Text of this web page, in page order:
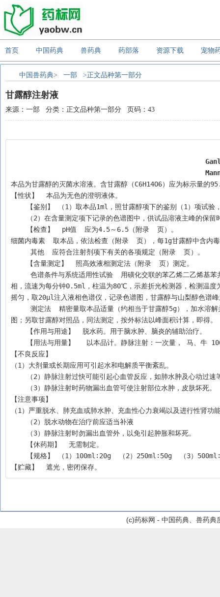
首页 中国药典 兽药典 药部落 资源下载 宠物
中国兽药典> 一部 >正文品种第一部分
甘露醇注射液
来源：一部 分类：正文品种第一部分 页码：43
本品为甘露醇的灭菌水溶液。含甘露醇（C6H14O6）应为标示量的
【性状】  本品为无色的澄明液体。
【鉴别】 （1）取本品1ml，照甘露醇项下的鉴别（1）项试验
（2）在含量测定项下记录的色谱图中，供试品溶液主峰的保
    【检查】  pH值  应为4.5～6.5（附录  页）。
细菌内毒素  取本品，依法检查（附录  页），每1g甘露醇中含内
     其他  应符合注射剂项下有关的各项规定（附录  页）。
    【含量测定】  照高效液相测定法（附录  页）测定。
相，流速为每分钟0.5ml，柱温为80℃，示差折光检测器，检测温
摇匀，取20µl注入液相色谱仪，记录色谱图，甘露醇与山梨醇色谱
图；另取甘露醇对照品，同法测定，按外标法以峰面积计算，即得。
    【作用与用途】  脱水药。用于脑水肿、脑炎的辅助治疗。
【用法与用量】   以本品计。静脉注射：一次量， 马、
【不良反应】
（1）大剂量或长期应用可引起水和电解质平衡紊乱。
（2）静脉注射过快可能引起心血管反应，如肺水肿及心动过速
    （3）静脉注射时药物漏出血管可使注射部位水肿，皮肤坏死。
【注意事项】
（1）严重脱水、肺充血或肺水肿、充血性心力衰竭以及进行性肾功
    （2）脱水动物在治疗前应适当补液
    （3）静脉注射时勿漏出血管外，以免引起肿胀和坏死。
    【休药期】  无需制定。
【规格】 （1）100ml∶20g  （2）250ml∶50g  （3）
【贮藏】  遮光，密闭保存。
(c)药标网 - 中国药典、兽药典